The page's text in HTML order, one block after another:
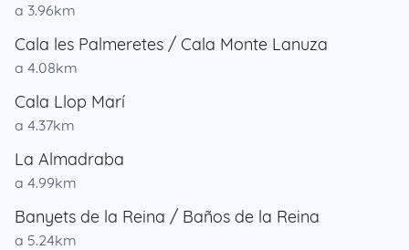
a 3.96km
Cala les Palmeretes / Cala Monte Lanuza
a 4.08km
Cala Llop Marí
a 4.37km
La Almadraba
a 4.99km
Banyets de la Reina / Baños de la Reina
a 5.24km